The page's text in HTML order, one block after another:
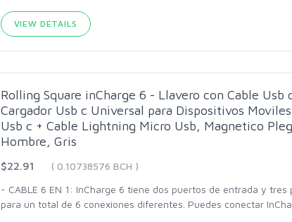
VIEW DETAILS
Rolling Square inCharge 6 - Llavero con Cable Usb
Cargador Usb c Universal para Dispositivos
Usb c + Cable Lightning Micro Usb, Magnetico
Hombre, Gris
$22.91
( 0.10738576 BCH )
- CABLE 6 EN 1: InCharge 6 tiene dos puertos de entrada y tres
para un total de 6 conexiones diferentes. Puedes conectar